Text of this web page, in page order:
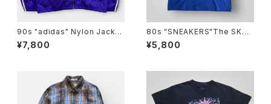
90s "adidas" Nylon Jacket
アディダス ナイロン ジャケット
[L]
¥7,800
80s "SNEAKERS"The SKYL
IGHT INN T-Shirt BBQレスト
ランTシャツ[XL]
¥5,800